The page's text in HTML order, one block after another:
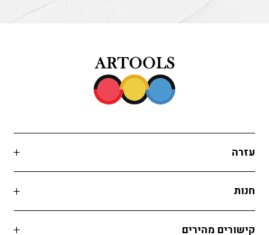
עזרה
חנות
קישורים מהירים